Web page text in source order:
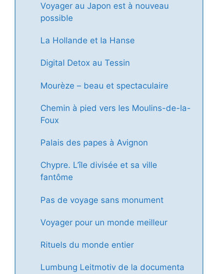
Voyager au Japon est à nouveau
possible
La Hollande et la Hanse
Digital Detox au Tessin
Mourèze – beau et spectaculaire
Chemin à pied vers les Moulins-de-la-
Foux
Palais des papes à Avignon
Chypre. L’île divisée et sa ville
fantôme
Pas de voyage sans monument
Voyager pour un monde meilleur
Rituels du monde entier
Lumbung Leitmotiv de la documenta